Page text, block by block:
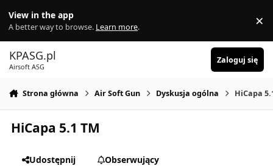
View in the app
A better way to browse. Learn more. ×
KPASG.pl
Airsoft ASG
Zaloguj się
Strona główna Air Soft Gun Dyskusja ogólna HiCapa
HiCapa 5.1 TM
Udostępnij Obserwujący